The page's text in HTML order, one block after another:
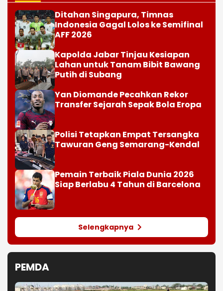
Polisi Tetapkan Empat Tersangka
Tawuran Geng Semarang-Kendal
Pemain Terbaik Piala Dunia 2026
Siap Berlabu 4 Tahun di Barcelona
Selengkapnya
PEMDA